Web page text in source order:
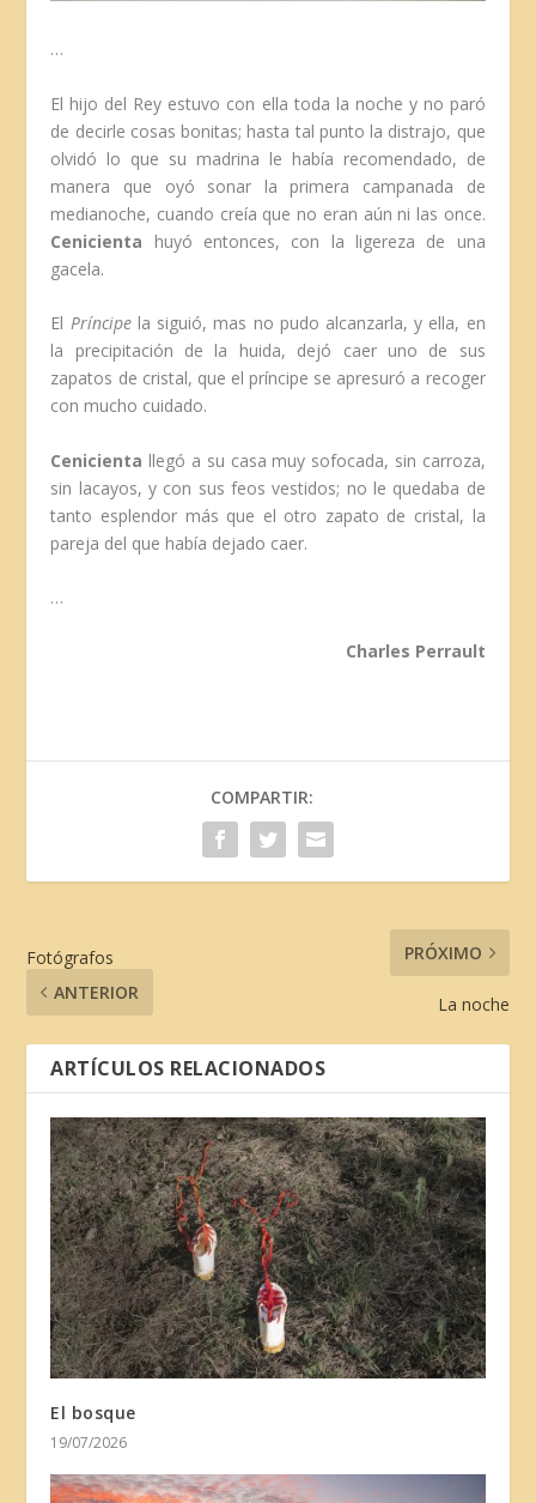
…
El hijo del Rey estuvo con ella toda la noche y no paró
de decirle cosas bonitas; hasta tal punto la distrajo, que
olvidó lo que su madrina le había recomendado, de
manera que oyó sonar la primera campanada de
medianoche, cuando creía que no eran aún ni las once.
Cenicienta huyó entonces, con la ligereza de una
gacela.
El Príncipe la siguió, mas no pudo alcanzarla, y ella, en
la precipitación de la huida, dejó caer uno de sus
zapatos de cristal, que el príncipe se apresuró a recoger
con mucho cuidado.
Cenicienta llegó a su casa muy sofocada, sin carroza,
sin lacayos, y con sus feos vestidos; no le quedaba de
tanto esplendor más que el otro zapato de cristal, la
pareja del que había dejado caer.
…
Charles Perrault
COMPARTIR:
Fotógrafos
ANTERIOR
PRÓXIMO
La noche
ARTÍCULOS RELACIONADOS
El bosque
19/07/2026